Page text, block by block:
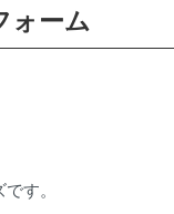
ォーム
す。